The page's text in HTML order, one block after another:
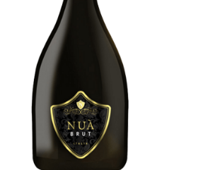
detergente
9º macarrão
10 chocolate